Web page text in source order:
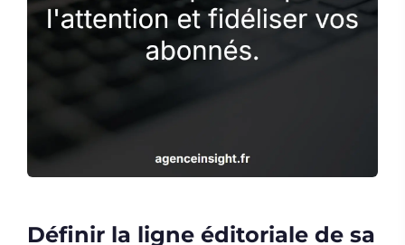
Définir la ligne éditoriale de sa